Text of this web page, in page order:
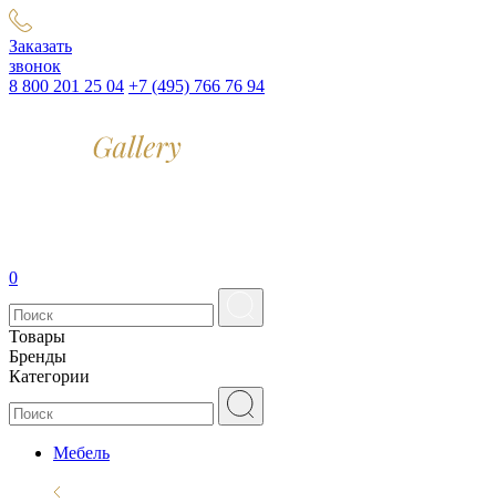
Заказать
звонок
8 800 201 25 04 +7 (495) 766 76 94
0
Товары
Бренды
Категории
Мебель